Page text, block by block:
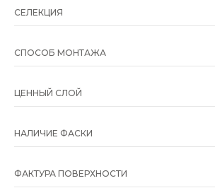
СЕЛЕКЦИЯ
СПОСОБ МОНТАЖА
ЦЕННЫЙ СЛОЙ
НАЛИЧИЕ ФАСКИ
ФАКТУРА ПОВЕРХНОСТИ